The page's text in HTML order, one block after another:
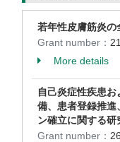
若年性皮膚筋炎の
Grant number：
More details
自己炎症性疾患
備、患者登録推進
ン確立に関する研
Grant number：